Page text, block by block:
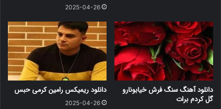
2025-04-26
دانلود آهنگ سنگ فرش خیابونارو
گل کردم برات
دانلود ریمیکس رامین کرمی حبس
2025-04-26